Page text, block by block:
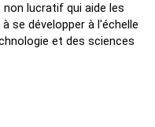
non lucratif qui aide les
se développer à l'échelle
et des sciences